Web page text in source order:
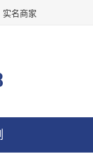
实名商家